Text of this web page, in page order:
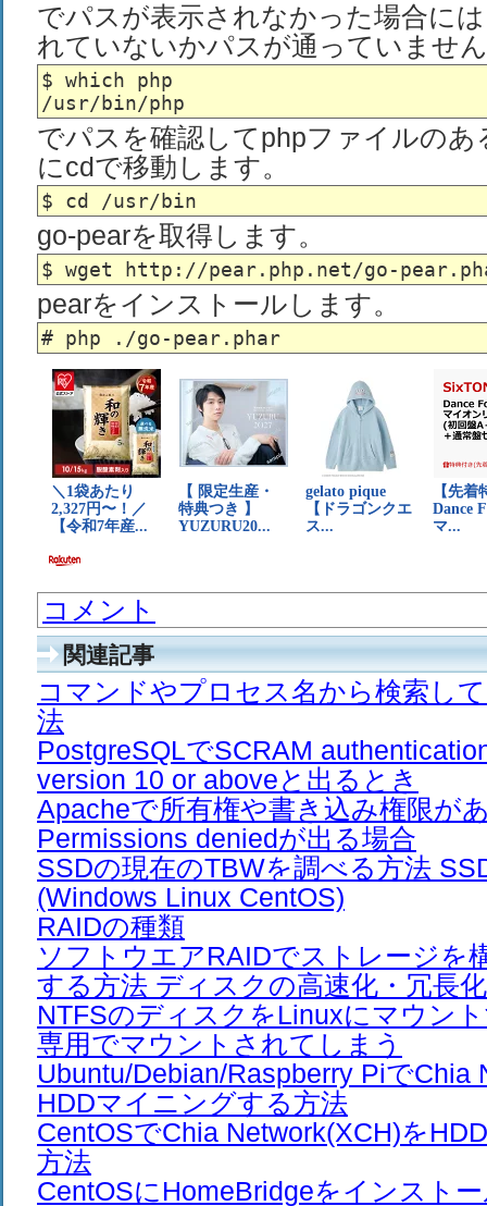
でパスが表示されなかった場合に
れていないかパスが通っていませ
$ which php
でパスを確認してphpファイルの
にcdで移動します。
go-pearを取得します。
pearをインストールします。
コメント
関連記事
コマンドやプロセス名から検索し
法
PostgreSQLでSCRAM
version 10 or aboveと出るとき
Apacheで所有権や書き込み権限が
Permissions deniedが出る場合
SSDの現在のTBWを調べる方法
(Windows Linux CentOS)
RAIDの種類
ソフトウエアRAIDでストレージを
する方法 ディスクの高速化・冗長化
NTFSのディスクをLinuxにマウン
専用でマウントされてしまう
Ubuntu/Debian/Raspberry PiでChia
HDDマイニングする方法
CentOSでChia Network(XCH)を
方法
CentOSにHomeBridgeをインスト